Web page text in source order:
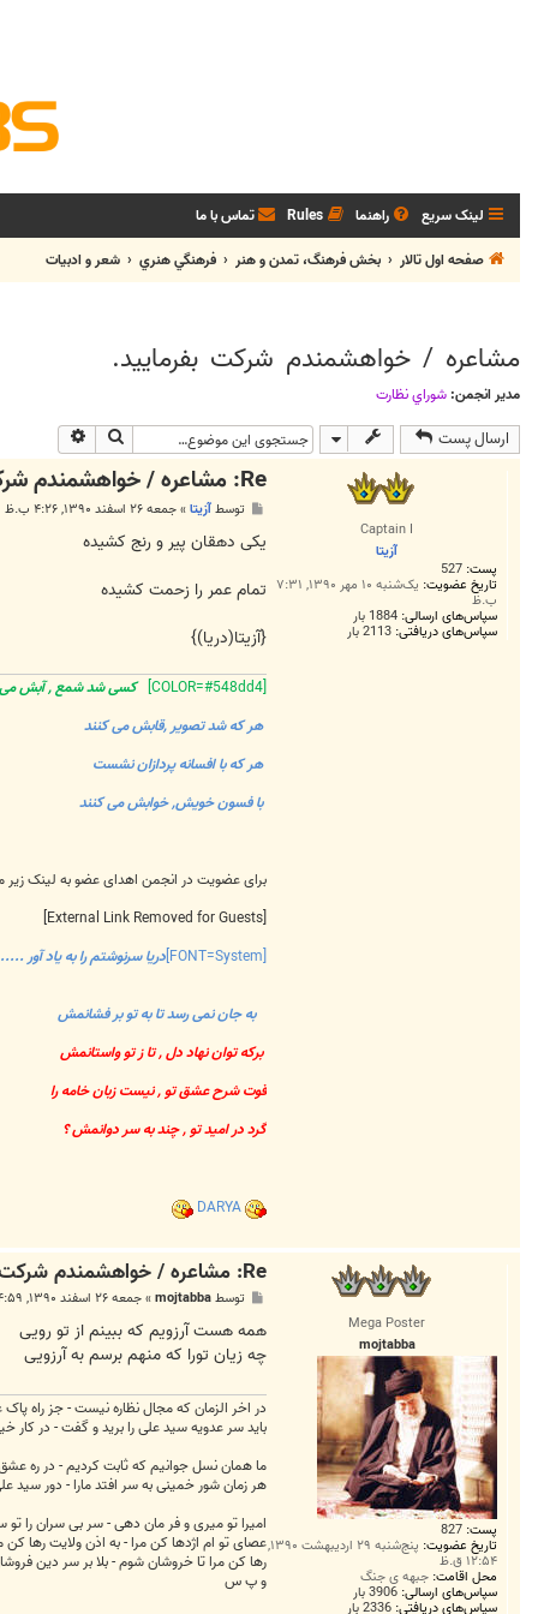
لینک سریع راهنما Rules تماس با ما
صفحه اول تالار
بخش فرهنگ، تمدن و هنر فرهنگي هنري شعر و ادبيات
مشاعره / خواهشمندم شرکت بفرماييد.
مدیر انجمن: شوراي نظارت
ارسال پست جستجو
Captain I
آزیتا
پست: 527
تاریخ عضویت: یک‌شنبه ۱۰ مهر ۱۳۹۰, ۷:۳۱
ب.ظ
سپاس‌های ارسالی: 1884 بار
سپاس‌های دریافتی: 2113 بار
Re: مشاعره / خواهشمندم شرکت بفرماييد.
ت
توسطآزیتا»جمعه ۲۶ اسفند ۱۳۹۰, ۴:۲۶ ب.ظ
یکی دهقان پیر و رنج کشیده
تمام عمر را زحمت کشیده
{آزیتا(دریا)}
[COLOR=#548dd4]
کسی شد شمع , آبش می
هر که شد تصویر ,قابش می کنند
هر که با افسانه پردازان نشست
با فسون خویش, خوابش می کنند
برای عضویت در انجمن اهدای عضو به لینک زیر
[External Link Removed for Guests]
[FONT=System]
دریا سرنوشتم را به یاد آور
به جان نمی رسد تا به تو بر فشانمش
برکه توان نهاد دل , تا ز تو واستانمش
قوت شرح عشق تو , نیست زبان خامه را
گرد در امید تو , چند به سر دوانمش ؟
DARYA
Mega Poster
mojtabba
پست: 827
تاریخ عضویت: پنج‌شنبه ۲۹ اردیبهشت ۱۳۹۰,
۱۲:۵۴ ق.ظ
محل اقامت: جبهه ی جنگ
سپاس‌های ارسالی: 3906 بار
سپاس‌های دریافتی: 2336 بار
Re: مشاعره / خواهشمندم شرکت بفرماييد.
ت
توسطmojtabba
»جمعه ۲۶ اسفند ۱۳۹۰, ۴:۵۹ ب.ظ
همه هست آرزویم که ببینم از تو رویی
چه زیان تورا که منهم برسم به آرزویی
در اخر الزمان که مجال نظاره نیست - جز راه
باید سر عدویه سید علی را برید و گفت - در
ما همان نسل جوانیم که ثابت کردیم - در ره عشق جگر
هر زمان شور خمینی به سر افتد مارا - دور سید
امیرا تو میری و فر مان دهی - سر بی سران را
عصای تو ام اژدها کن مرا - به اذن ولایت رها کن
رها کن مرا تا خروشان شوم - بلا بر سر دین
و پ س